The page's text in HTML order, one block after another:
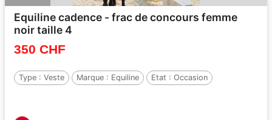
Equiline cadence - frac de concours femme
noir taille 4
350 CHF
Type : Veste Marque : Equiline Etat : Occasion